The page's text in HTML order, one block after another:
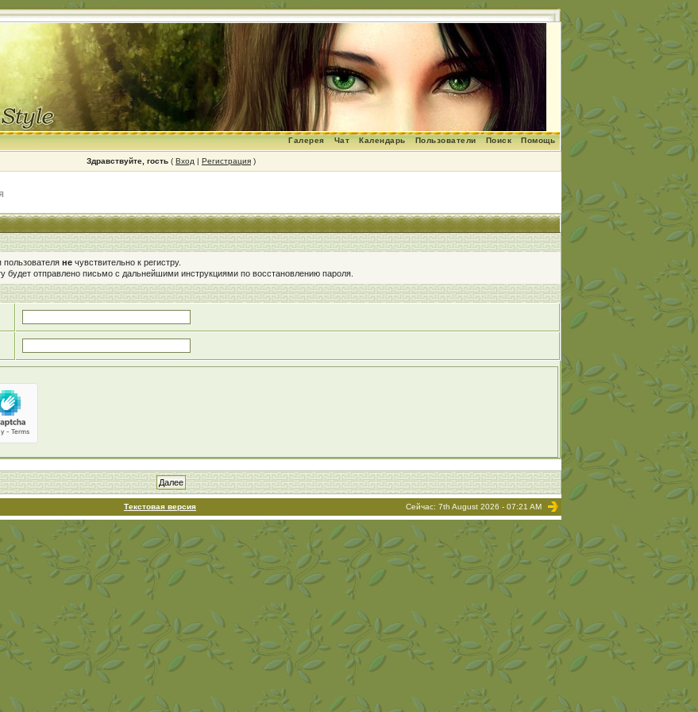
Помощь
Поиск
Пользователи
Календарь
Чат
Галерея
Здравствуйте, гость ( Вход | Регистрация )
не чувствительно к регистру.
отправлено письмо с дальнейшими инструкциями по восстановлению пароля.
Текстовая версия Сейчас: 7th August 2026 - 07:21 AM